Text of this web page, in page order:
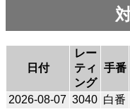
日付
レー
ティ
ング
手番
2026-08-07 3040 白番